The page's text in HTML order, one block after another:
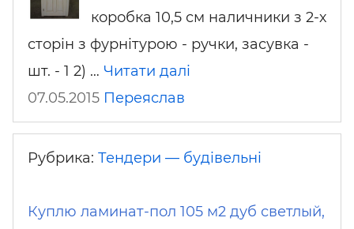
коробка 10,5 см наличники з 2-х
сторін з фурнітурою - ручки, засувка -
шт. - 1 2) … Читати далі
07.05.2015 Переяслав
Рубрика: Тендери — будівельні
Куплю ламинат-пол 105 м2 дуб светлый,